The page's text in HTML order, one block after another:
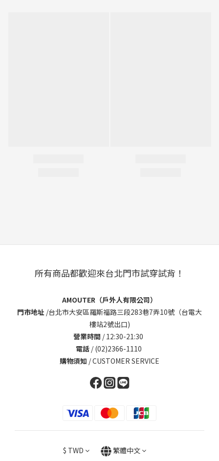
所有商品都歡迎來台北門市試穿試背！
AMOUTER（戶外人有限公司）
門市地址 /台北市大安區羅斯福路三段283巷7弄10號（台電大
樓站2號出口)
營業時間 / 12:30-21:30
電話 / (02)2366-1110
購物須知 /CUSTOMER SERVICE
$ TWD 繁體中文